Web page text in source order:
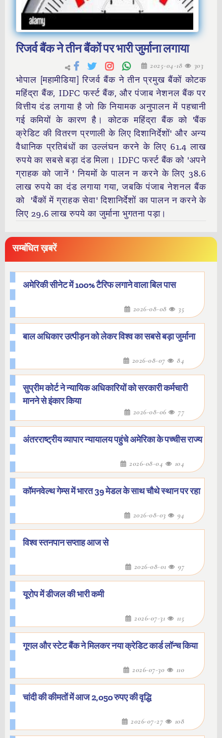
रिजर्व बैंक ने तीन बैंकों पर भारी जुर्माना लगाया
2025-04-18 303
भोपाल [महामीडिया] रिजर्व बैंक ने तीन प्रमुख बैंकों कोटक
महिंद्रा बैंक, IDFC फर्स्ट बैंक, और पंजाब नेशनल बैंक पर
वित्तीय दंड लगाया है जो कि नियामक अनुपालन में पहचानी
गई कमियों के कारण है। कोटक महिंद्रा बैंक को 'बैंक
क्रेडिट की वितरण प्रणाली के लिए दिशानिर्देशों' और अन्य
वैधानिक प्रतिबंधों का उल्लंघन करने के लिए 61.4 लाख
रुपये का सबसे बड़ा दंड मिला। IDFC फर्स्ट बैंक को 'अपने
ग्राहक को जानें ' नियमों के पालन न करने के लिए 38.6
लाख रुपये का दंड लगाया गया, जबकि पंजाब नेशनल बैंक
को 'बैंकों में ग्राहक सेवा' दिशानिर्देशों का पालन न करने के
लिए 29.6 लाख रुपये का जुर्माना भुगतना पड़ा।
सम्बंधित ख़बरें
अमेरिकी सीनेट में 100% टैरिफ लगाने वाला बिल पास
2026-08-08 35
बाल अधिकार उत्पीड़न को लेकर विश्व का सबसे बड़ा जुर्माना
2026-08-07 84
सुप्रीम कोर्ट ने न्यायिक अधिकारियों को सरकारी कर्मचारी
मानने से इंकार किया
2026-08-06 77
अंतरराष्ट्रीय व्यापार न्यायालय पहुंचे अमेरिका के पच्चीस राज्य
2026-08-04 104
कॉमनवेल्थ गेम्स में भारत 39 मेडल के साथ चौथे स्थान पर रहा
2026-08-03 94
विश्व स्तनपान सप्ताह आज से
2026-08-01 97
यूरोप में डीजल की भारी कमी
2026-07-31 115
गूगल और स्टेट बैंक ने मिलकर नया क्रेडिट कार्ड लॉन्च किया
2026-07-30 110
चांदी की कीमतों में आज 2,050 रुपए की वृद्धि
2026-07-27 108